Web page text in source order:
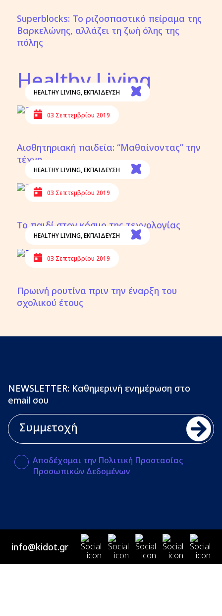
Superblocks: Το ριζοσπαστικό πείραμα της
Βαρκελώνης, αλλάζει τη ζωή όλης της
πόλης
Healthy Living
HEALTHY LIVING,ΕΚΠΑΙΔΕΥΣΗ
03 Σεπτεμβρίου 2019
Αισθητηριακή παιδεία: “Μαθαίνοντας” την
τέχνη
HEALTHY LIVING,ΕΚΠΑΙΔΕΥΣΗ
03 Σεπτεμβρίου 2019
Το παιδί στον κόσμο της τεχνολογίας
HEALTHY LIVING,ΕΚΠΑΙΔΕΥΣΗ
03 Σεπτεμβρίου 2019
Πρωινή ρουτίνα πριν την έναρξη του
σχολικού έτους
NEWSLETTER: Καθημερινή ενημέρωση στο
email σου
Αποδέχομαι την Πολιτική Προστασίας
Προσωπικών Δεδομένων
info@kidot.gr